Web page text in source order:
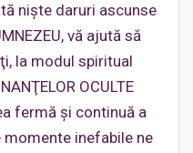
nişte daruri ascunse
vă ajută să
la modul spiritual
OCULTE
fermă şi continuă a
inefabile ne